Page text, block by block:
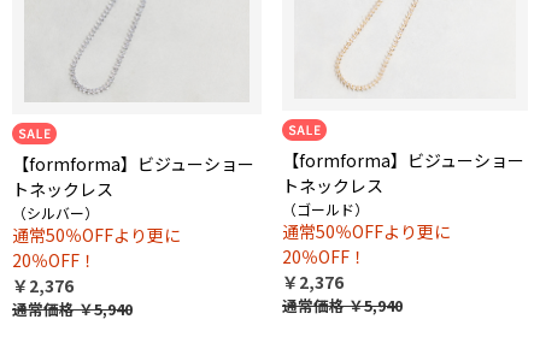
【formforma】ビジューショー
トネックレス
（シルバー）
通常50％OFFより更に
20％OFF！
￥2,376
通常価格￥5,940
【formforma】ビジューショー
トネックレス
（ゴールド）
通常50％OFFより更に
20％OFF！
￥2,376
通常価格￥5,940